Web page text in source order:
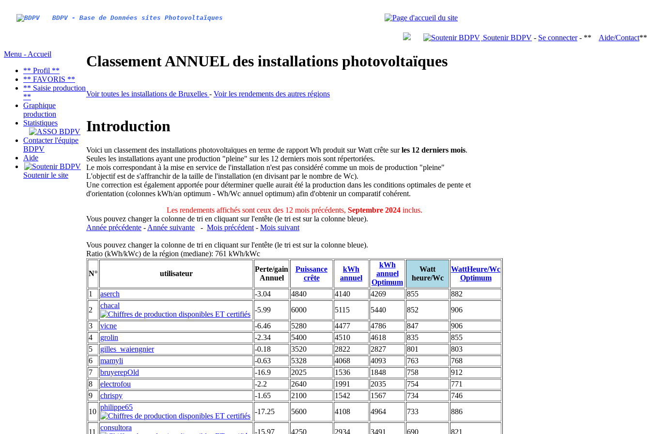
BDPV - Base de Données sites Photovoltaïques
Soutenir BDPV - Se connecter- ** Aide/Contact**
Menu - Accueil
** Profil **
** FAVORIS **
** Saisie production
**
Graphique
production
Statistiques
Contacter l'équipe
BDPV
Aide
Soutenir le site
Classement ANNUEL des installations photovoltaïques
Voir toutes les installations de Bruxelles - Voir les rendements des autres régions
Introduction
Voici un classement des installations photovoltaïques en terme de rapport Wh produit sur Watt crête surles 12 derniers mois.
Seules les installations ayant une production "pleine" sur les 12 derniers mois sont répertoriées.
Le mois correspondant à la mise en service de l'installation n'est pas considéré comme un mois de production "pleine"
L'objectif est de s'affranchir de la taille de l'installation (en divisant par le nombre de Wc).
Une correction est également apportée pour déterminer quelle aurait été la production dans les conditions optimales de pente et
d'orientation (colonnes kWh/an optimum - Wh/Wc annuel optimum) afin d'obtenir un comparatif cohérent.
Les rendements affichés sont ceux des 12 mois précédents, Septembre 2024 inclus.
Vous pouvez changer la colonne de tri en cliquant sur l'entête (le tri est sur la colonne bleue).
Année précédente - Année suivante - Mois précédent - Mois suivant
Vous pouvez changer la colonne de tri en cliquant sur l'entête (le tri est sur la colonne bleue).
Ratio (kWh/kWc) de la région (mediane): 761 kWh/kWc
N° utilisateur
Perte/gain
Annuel
Puissance
crête
kWh
annuel
kWh
annuel
Optimum
Watt
heure/Wc
WattHeure/Wc
Optimum
1
aserch -3.04 4840 4140 4269 855
882
2
chacal
-5.99 6000 5115 5440 852
906
3
vicne -6.46 5280 4477 4786 847
906
4
grolin -2.34 5400 4510 4618 835
855
5
gilles_waiengnier -0.18 3520 2822 2827 801
803
6
mamyli -0.63 5328 4068 4093 763
768
7
bruyerepOld -16.9 2025 1536 1848 758
912
8
electrofou -2.2 2640 1991 2035 754
771
9
chrispy -1.65 2100 1542 1567 734
746
10
philippe65
-17.25 5600 4108 4964 733 886
11
consultora
-15.97 4250 2934 3491 690 821